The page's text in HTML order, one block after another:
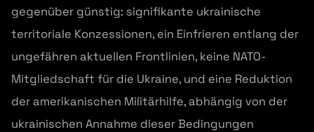
gegenüber günstig: signifikante ukrainische
territoriale Konzessionen, ein Einfrieren entlang der
ungefähren aktuellen Frontlinien, keine NATO-
Mitgliedschaft für die Ukraine, und eine Reduktion
der amerikanischen Militärhilfe, abhängig von der
ukrainischen Annahme dieser Bedingungen